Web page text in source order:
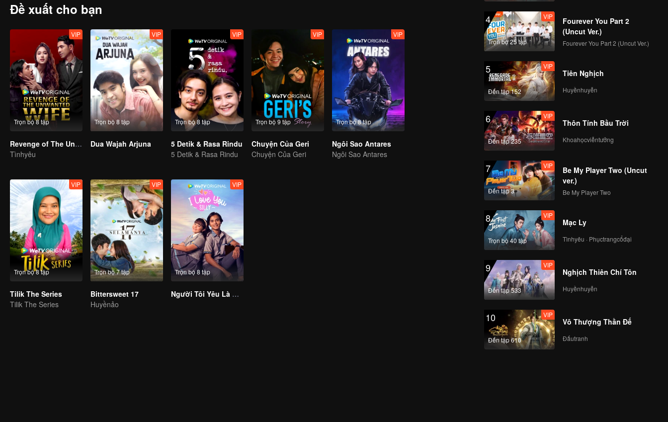
VIP EP11B: Mozachiko
VIP
VIP EP12B: Mozachiko
VIP EP13A: Mozachiko
VIP
VIP
VIP EP14B: Mozachiko
Đề xuất cho bạn
Trọn bộ 8 tập
VIP
Revenge of The Unwanted Wife
Tìnhyêu
Trọn bộ 8 tập
VIP
Dua Wajah Arjuna
Trọn bộ 8 tập
VIP
5 Detik & Rasa Rindu
5 Detik & Rasa Rindu
Trọn bộ 9 tập
VIP
Chuyện Của Geri
Chuyện Của Geri
Trọn bộ 8 tập
VIP
Ngôi Sao Antares
Ngôi Sao Antares
Trọn bộ 8 tập
VIP
Tilik The Series
Tilik The Series
Trọn bộ 7 tập
VIP
Bittersweet 17
Huyềnảo
Trọn bộ 8 tập
VIP
Người Tôi Yêu Là Cô Nàng Ngốc Nghếch
4
Trọn bộ 25 tập
VIP
Fourever You Part 2
(Uncut Ver.)
Fourever You Part 2 (Uncut Ver.)
5
Đến tập 152
VIP
Tiên Nghịch
Huyềnhuyễn
6
Đến tập 235
VIP
Thôn Tính Bầu Trời
Khoahọcviễntưởng
7
Đến tập 3
VIP
Be My Player Two (Uncut
ver.)
Be My Player Two
8
Trọn bộ 40 tập
VIP
Mạc Ly
Tìnhyêu · Phụctrangcổđại
9
Đến tập 533
VIP
Nghịch Thiên Chí Tôn
Huyềnhuyễn
10
Đến tập 610
VIP
Vô Thượng Thần Đế
Đấutranh